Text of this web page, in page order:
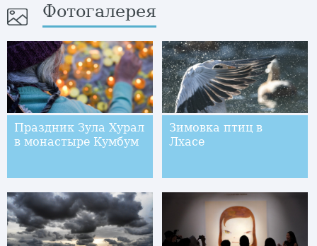
Фотогалерея
Праздник Зула Хурал
в монастыре Кумбум
Зимовка птиц в
Лхасе